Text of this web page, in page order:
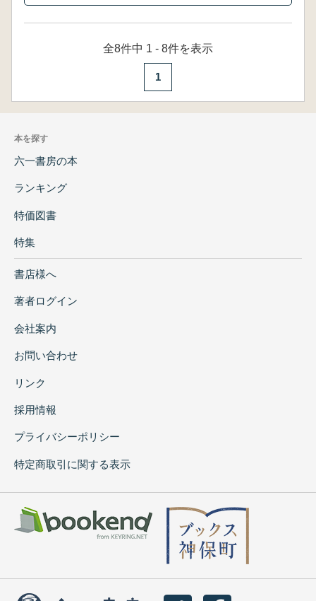
全8件中 1 - 8件を表示
1
本を探す
六一書房の本
ランキング
特価図書
特集
書店様へ
著者ログイン
会社案内
お問い合わせ
リンク
採用情報
プライバシーポリシー
特定商取引に関する表示